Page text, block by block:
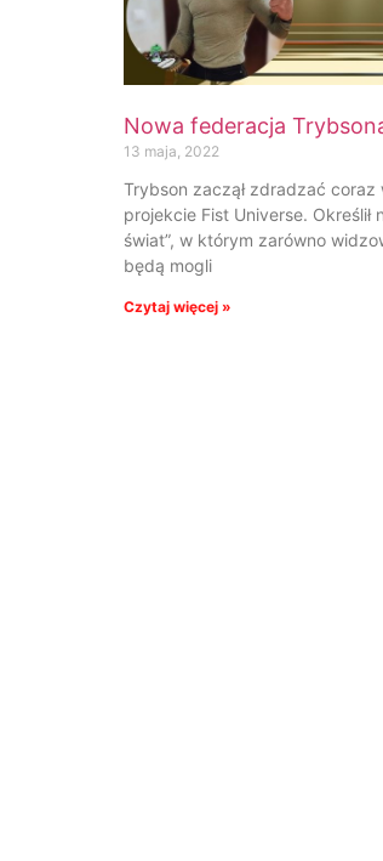
Nowa federacja
13 maja, 2022
Trybson zaczął zdradzać coraz
projekcie Fist Universe. Określił
świat”, w którym zarówno
będą mogli
Czytaj więcej »